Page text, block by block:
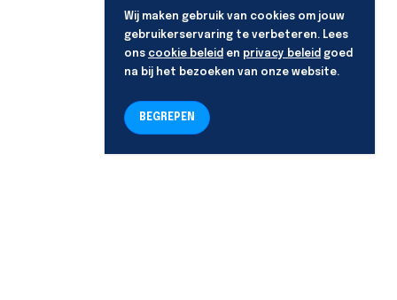
Wij maken gebruik van cookies om jouw
gebruikerservaring te verbeteren. Lees
ons cookie beleid en privacy beleid goed
na bij het bezoeken van onze website.
BEGREPEN